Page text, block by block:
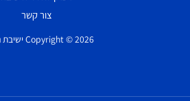
צור קשר
Copyright © 2026 ישיבת הכותל